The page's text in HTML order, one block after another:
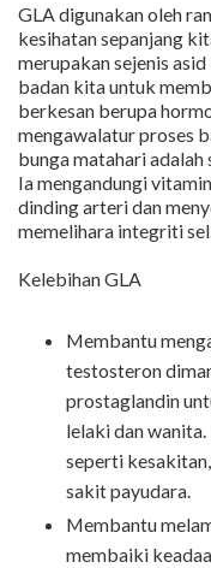
GLA digunakan oleh
kesihatan sepanjang
merupakan sejenis
badan kita untuk
berkesan berupa
mengawalatur proses
bunga matahari adalah
Ia mengandungi
dinding arteri dan
memelihara integriti sel.
Kelebihan GLA
Membantu
testosteron
prostaglandin
lelaki dan
seperti
sakit payudara.
Membantu
membaiki